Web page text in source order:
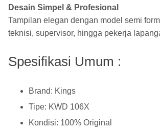
Desain Simpel & Profesional
Tampilan elegan dengan model semi
teknisi, supervisor, hingga pekerja
Spesifikasi Umum :
Brand: Kings
Tipe: KWD 106X
Kondisi: 100% Original